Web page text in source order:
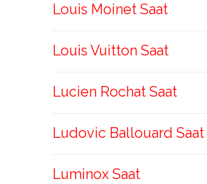
Louis Moinet Saat
Louis Vuitton Saat
Lucien Rochat Saat
Ludovic Ballouard Saat
Luminox Saat